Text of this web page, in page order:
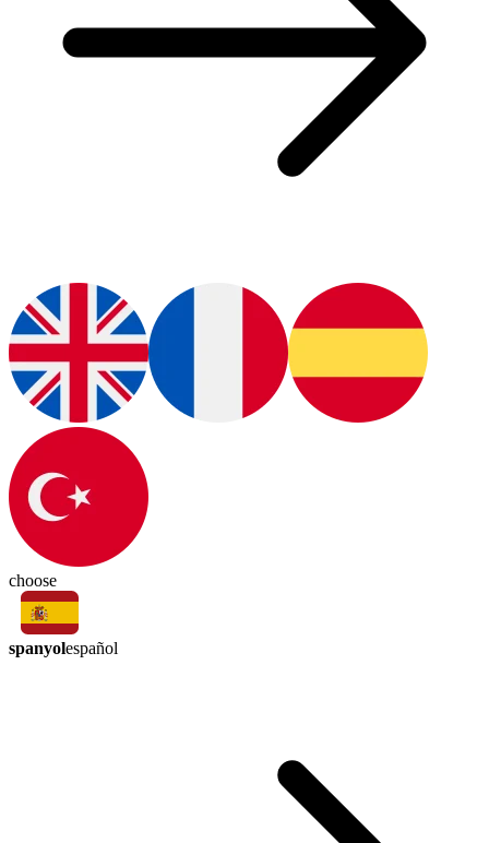
choose
spanyolespañol